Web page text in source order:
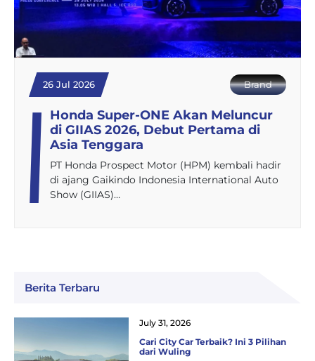
26 Jul 2026 Brand
Honda Super-ONE Akan Meluncur
di GIIAS 2026, Debut Pertama di
Asia Tenggara
PT Honda Prospect Motor (HPM) kembali hadir
di ajang Gaikindo Indonesia International Auto
Show (GIIAS)…
Berita Terbaru
Cari City Car Terbaik? Ini 3 Pilihan
dari Wuling
July 31, 2026